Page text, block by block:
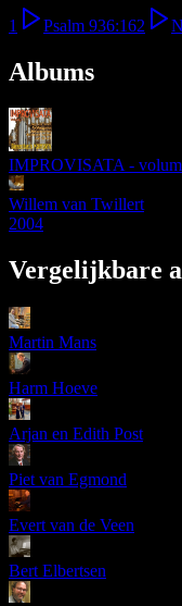
1 Psalm 936:162
Albums
IMPROVISATA -
Willem van Twillert
2004
Vergelijkbare
Martin Mans
Harm Hoeve
Arjan en Edith Post
Piet van Egmond
Evert van de Veen
Bert Elbertsen